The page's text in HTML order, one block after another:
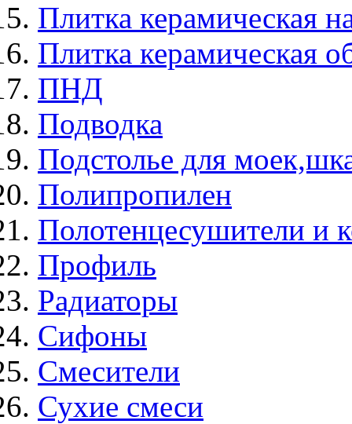
Плитка керамическая
Плитка керамическая
ПНД
Подводка
Подстолье для
Полипропилен
Полотенцесушители и
Профиль
Радиаторы
Сифоны
Смесители
Сухие смеси